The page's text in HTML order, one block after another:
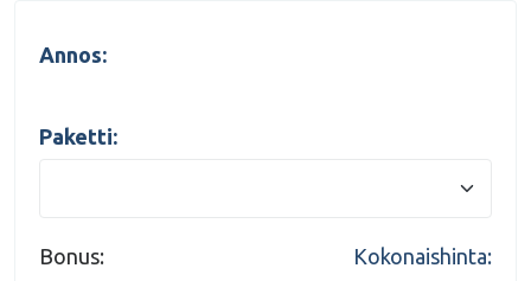
Annos:
Paketti:
Bonus: Kokonaishinta: